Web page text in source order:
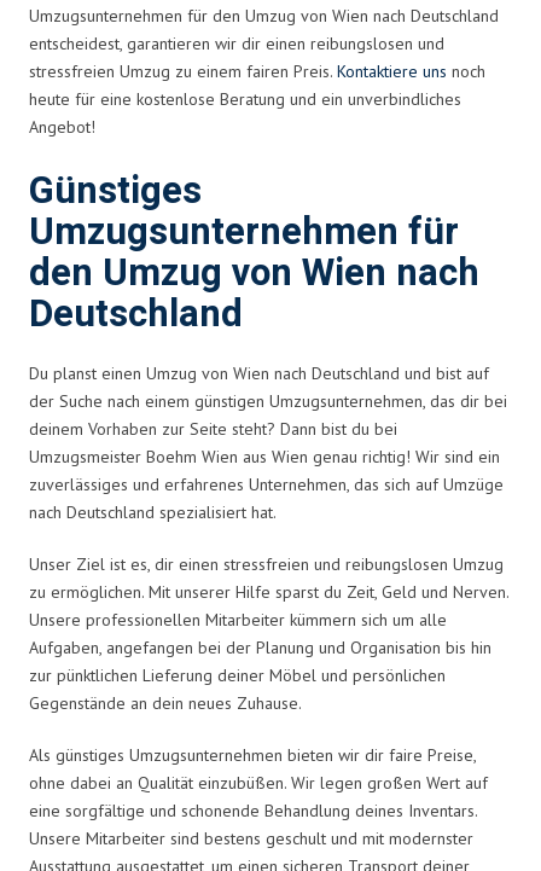
Umzugsunternehmen für den Umzug von Wien nach Deutschland
entscheidest, garantieren wir dir einen reibungslosen und
stressfreien Umzug zu einem fairen Preis. Kontaktiere uns noch
heute für eine kostenlose Beratung und ein unverbindliches
Angebot!
Günstiges
Umzugsunternehmen für
den Umzug von Wien nach
Deutschland
Du planst einen Umzug von Wien nach Deutschland und bist auf
der Suche nach einem günstigen Umzugsunternehmen, das dir bei
deinem Vorhaben zur Seite steht? Dann bist du bei
Umzugsmeister Boehm Wien aus Wien genau richtig! Wir sind ein
zuverlässiges und erfahrenes Unternehmen, das sich auf Umzüge
nach Deutschland spezialisiert hat.
Unser Ziel ist es, dir einen stressfreien und reibungslosen Umzug
zu ermöglichen. Mit unserer Hilfe sparst du Zeit, Geld und Nerven.
Unsere professionellen Mitarbeiter kümmern sich um alle
Aufgaben, angefangen bei der Planung und Organisation bis hin
zur pünktlichen Lieferung deiner Möbel und persönlichen
Gegenstände an dein neues Zuhause.
Als günstiges Umzugsunternehmen bieten wir dir faire Preise,
ohne dabei an Qualität einzubüßen. Wir legen großen Wert auf
eine sorgfältige und schonende Behandlung deines Inventars.
Unsere Mitarbeiter sind bestens geschult und mit modernster
Ausstattung ausgestattet, um einen sicheren Transport deiner